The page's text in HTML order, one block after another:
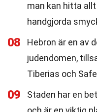
man kan hitta
handgjorda
08
Hebron är en av
judendomen,
Tiberias och
09
Staden har en